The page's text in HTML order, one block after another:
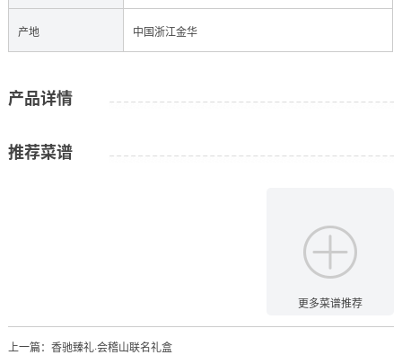
产地 中国浙江金华
产品详情
推荐菜谱
更多菜谱推荐
上一篇： 香驰臻礼·会稽山联名礼盒